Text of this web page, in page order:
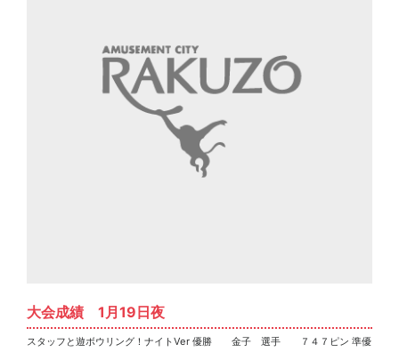
大会成績 1月19日夜
スタッフと遊ボウリング！ナイトVer 優勝 金子 選手 ７４７ピン 準優